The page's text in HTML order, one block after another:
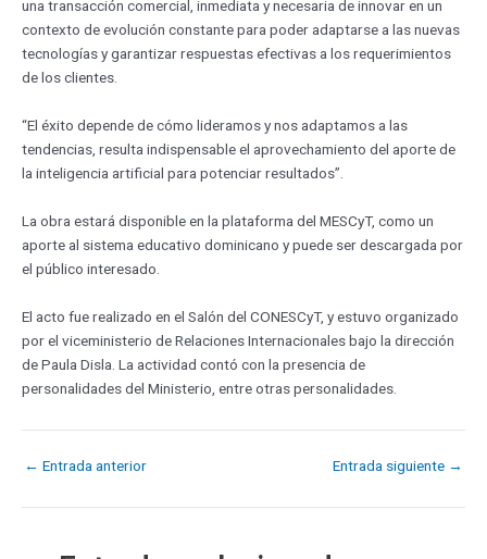
una transacción comercial, inmediata y necesaria de innovar en un
contexto de evolución constante para poder adaptarse a las nuevas
tecnologías y garantizar respuestas efectivas a los requerimientos
de los clientes.
“El éxito depende de cómo lideramos y nos adaptamos a las
tendencias, resulta indispensable el aprovechamiento del aporte de
la inteligencia artificial para potenciar resultados”.
La obra estará disponible en la plataforma del MESCyT, como un
aporte al sistema educativo dominicano y puede ser descargada por
el público interesado.
El acto fue realizado en el Salón del CONESCyT, y estuvo organizado
por el viceministerio de Relaciones Internacionales bajo la dirección
de Paula Disla. La actividad contó con la presencia de
personalidades del Ministerio, entre otras personalidades.
← Entrada anterior Entrada siguiente →